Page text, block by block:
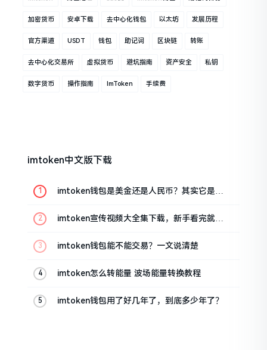
加密货币 安卓下载 去中心化钱包 以太坊 发展历程
官方渠道 USDT 钱包 助记词 区块链 转账
去中心化交易所 虚拟货币 避坑指南 资产安全 私钥
数字货币 操作指南 ImToken 手续费
imtoken中文版下载
imtoken钱包是美金还是人民币？其实它是个
imtoken宣传视频大全集下载，新手看完就懂
imtoken钱包能不能交易？一文说清楚
imtoken怎么转能量 波场能量转换教程
imtoken钱包用了好几年了，到底多少年了？